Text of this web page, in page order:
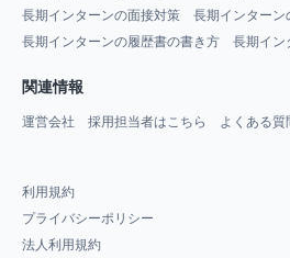
長期インターンの面接対策
長期インターン
長期インターンの履歴書の書き方
長期イン
関連情報
運営会社 採用担当者はこちら よくある質
利用規約
プライバシーポリシー
法人利用規約